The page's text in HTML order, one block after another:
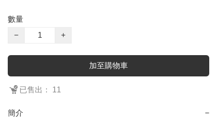
數量
−
+
加至購物車
已售出： 11
簡介 −